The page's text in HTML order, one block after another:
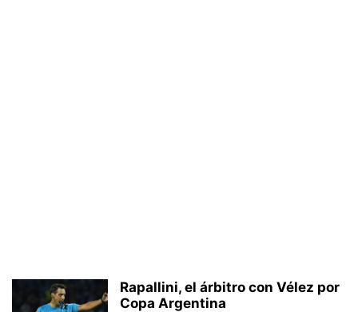
Rapallini, el árbitro con Vélez por
Copa Argentina